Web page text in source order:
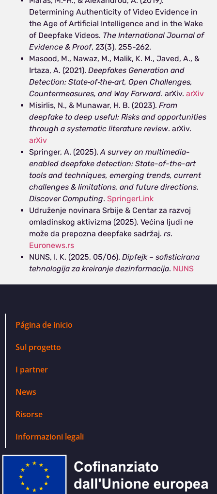
Determining Authenticity of Video Evidence in
the Age of Artificial Intelligence and in the Wake
of Deepfake Videos. The International Journal of
Evidence & Proof, 23(3), 255-262.
Masood, M., Nawaz, M., Malik, K. M., Javed, A., &
Irtaza, A. (2021). Deepfakes Generation and
Detection: State‑of‑the‑art, Open Challenges,
Countermeasures, and Way Forward. arXiv. arXiv
Misirlis, N., & Munawar, H. B. (2023). From
deepfake to deep useful: Risks and opportunities
through a systematic literature review. arXiv.
arXiv
Springer, A. (2025).A survey on multimedia-
enabled deepfake detection: State-of-the-art
tools and techniques, emerging trends, current
challenges & limitations, and future directions.
Discover Computing. SpringerLink
Udruženje novinara Srbije & Centar za razvoj
omladinskog aktivizma (2025). Većina ljudi ne
može da prepozna deepfake sadržaj. rs.
Euronews.rs
NUNS, I. K. (2025, 05/06). Dipfejk – sofisticirana
tehnologija za kreiranje dezinformacija. NUNS
Página de inicio
Sul progetto
I partner
News
Risorse
Informazioni legali